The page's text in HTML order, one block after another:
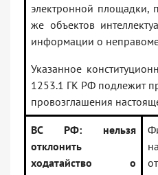
электронной площадки,
же объектов
информации о
Указанное
1253.1 ГК РФ подлежит
провозглашения
ВС РФ: нельзя
отклонить
ходатайство о